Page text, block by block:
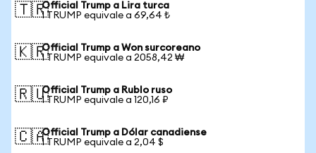
🇹🇷Official Trump a Lira turca
1 TRUMP equivale a 69,64 ₺
🇰🇷Official Trump a Won surcoreano
1 TRUMP equivale a 2058,42 ₩
🇷🇺Official Trump a Rublo ruso
1 TRUMP equivale a 120,16 ₽
🇨🇦Official Trump a Dólar canadiense
1 TRUMP equivale a 2,04 $